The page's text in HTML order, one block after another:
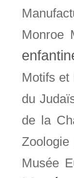
Monroe
Motifs et
du
de la
Zoologie
Musée